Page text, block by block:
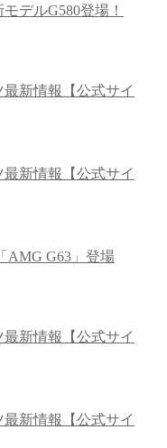
デルG580登場！
新情報【公式サイ
新情報【公式サイ
AMG G63」登場
新情報【公式サイ
新情報【公式サイ